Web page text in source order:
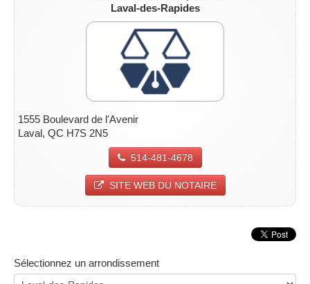
Laval-des-Rapides
1555 Boulevard de l'Avenir
Laval, QC H7S 2N5
514-481-4678
SITE WEB DU NOTAIRE
Sélectionnez un arrondissement